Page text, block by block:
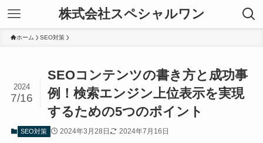
株式会社スペシャルワン
ホーム SEO対策
SEOコンテンツの書き方と成功事
例！検索エンジン上位表示を実現
するための5つのポイント
2024
7/16
SEO対策 2024年3月28日 2024年7月16日